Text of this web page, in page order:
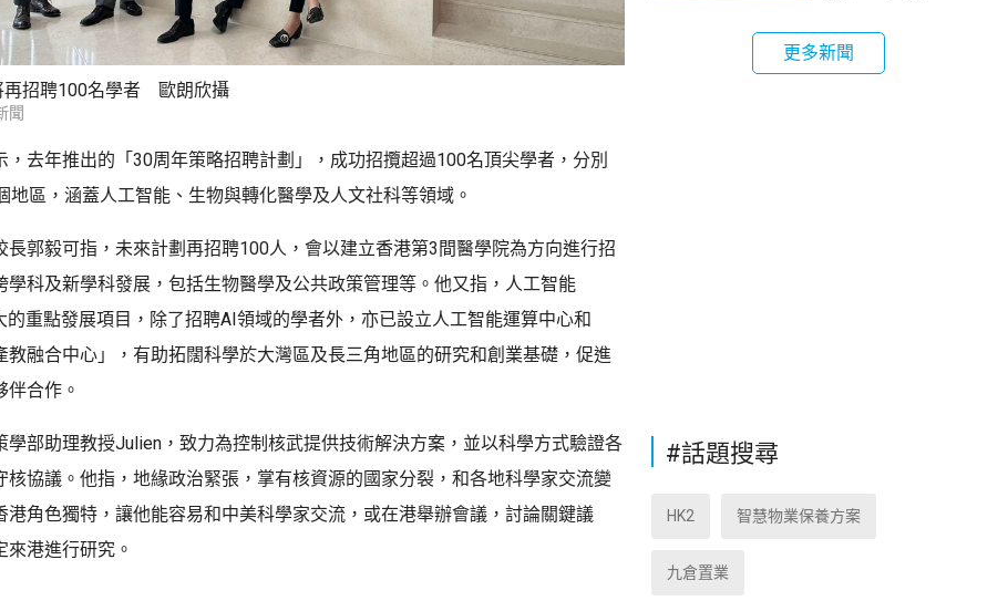
再招聘100名學者 歐朗欣攝
聞
，去年推出的「30周年策略招聘計劃」，成功招攬超過100名頂尖學者，分別
地區，涵蓋人工智能、生物與轉化醫學及人文社科等領域。
長郭毅可指，未來計劃再招聘100人，會以建立香港第3間醫學院為方向進行招
學科及新學科發展，包括生物醫學及公共政策管理等。他又指，人工智能
的重點發展項目，除了招聘AI領域的學者外，亦已設立人工智能運算中心和
教融合中心」，有助拓闊科學於大灣區及長三角地區的研究和創業基礎，促進
伴合作。
學部助理教授Julien，致力為控制核武提供技術解決方案，並以科學方式驗證各
核協議。他指，地緣政治緊張，掌有核資源的國家分裂，和各地科學家交流變
港角色獨特，讓他能容易和中美科學家交流，或在港舉辦會議，討論關鍵議
來港進行研究。
更多新聞
#話題搜尋
HK2 智慧物業保養方案
九倉置業